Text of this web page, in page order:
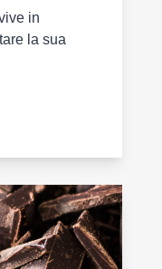
in
la sua